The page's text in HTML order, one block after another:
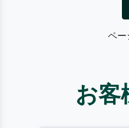
ペー
お客